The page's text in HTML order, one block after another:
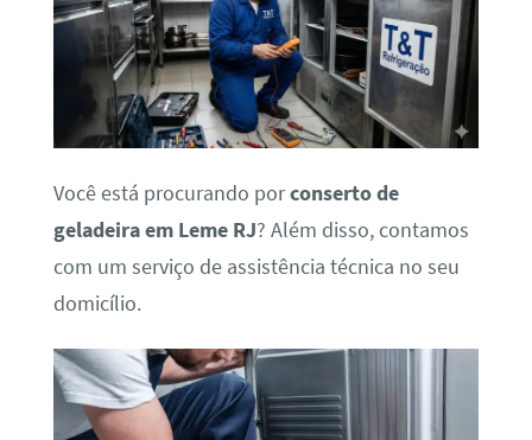
Você está procurando porconserto de
geladeira em Leme RJ? Além disso, contamos
com um serviço de assistência técnica no seu
domicílio.